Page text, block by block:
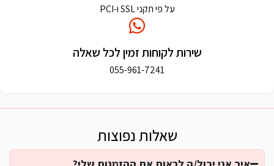
שאלות נפוצות
על פי תקני SSL ו-PCI
שירות לקוחות זמין לכל שאלה
055-961-7241